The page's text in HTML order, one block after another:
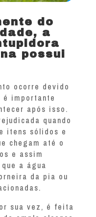
do
a
possui
ocorre devido
é importante
após isso.
quando
itens sólidos e
chegam até o
e assim
a água
da pia ou
sua vez, é feita